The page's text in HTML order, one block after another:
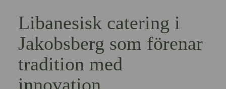
Libanesisk catering i
Jakobsberg som förenar
tradition med
innovation